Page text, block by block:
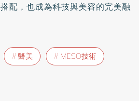
配，也成為科技與美容的完美融
醫美
MESO技術